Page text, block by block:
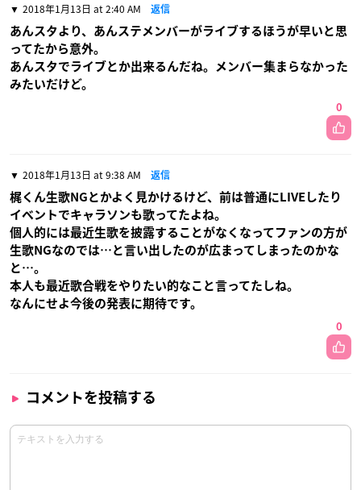
2018年1月13日 at 2:40 AM 返信
あんスタより、あんステメンバーがライブするほうが早いと思
ってたから意外。
あんスタでライブとか出来るんだね。メンバー集まらなかった
みたいだけど。
0
2018年1月13日 at 9:38 AM 返信
梶くん生歌NGとかよく見かけるけど、前は普通にLIVEしたり
イベントでキャラソンも歌ってたよね。
個人的には最近生歌を披露することがなくなってファンの方が
生歌NGなのでは…と言い出したのが広まってしまったのかな
と…。
本人も最近歌合戦をやりたい的なこと言ってたしね。
なんにせよ今後の発表に期待です。
0
コメントを投稿する